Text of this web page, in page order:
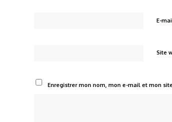
E-
Site
Enregistrer mon nom, mon e-mail et mon